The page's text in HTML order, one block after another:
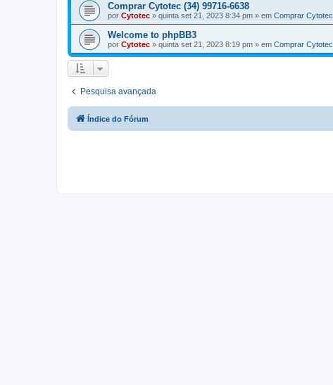
Comprar Cytotec (34) 99716-6638
por Cytotec » quinta set 21, 2023 8:34 pm » em Comprar
Welcome to phpBB3
por Cytotec » quinta set 21, 2023 8:19 pm » em Comprar
Pesquisa avançada
Índice do Fórum